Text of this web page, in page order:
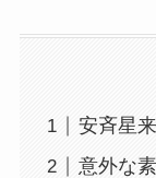
安斉星
意外な